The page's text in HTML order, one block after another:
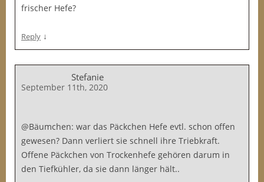
frischer Hefe?
Reply ↓
Stefanie
September 11th, 2020
@Bäumchen: war das Päckchen Hefe evtl. schon offen
gewesen? Dann verliert sie schnell ihre Triebkraft.
Offene Päckchen von Trockenhefe gehören darum in
den Tiefkühler, da sie dann länger hält..